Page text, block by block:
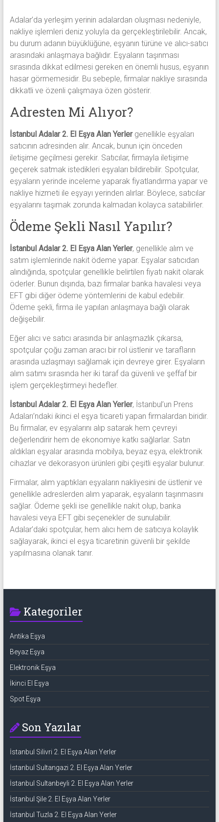
Adalar’da yerleşim yerinin adalardan oluşması nedeniyle,
nakliye işlemleri deniz yoluyla da gerçekleştirilebilir. Ancak,
bu durum adanın büyüklüğüne, eşyanın türüne ve alıcı-satıcı
arasındaki anlaşmaya bağlıdır. Eşyaların taşınması
sırasında dikkat edilmesi gereken en önemli husus, eşyanın
hasar görmemesidir. Bu sebeple, firmalar nakliye sırasında
dikkatli ve özenli çalışmaya özen gösterir.
Adresten Mi Alıyor?
İstanbul Adalar 2. El Eşya Alan Yerlergenellikle eşyaları
satıcının adresinden alır. Ancak, bunun için önceden
iletişime geçilmesi gerekir. Satıcılar, firmayla iletişime
geçerek satmak istedikleri eşyaları bildirebilir. Spotçular,
eşyaların yerinde inceleme yaparak fiyatlandırma yapar ve
nakliye hizmeti ile eşyayı yerinden alırlar. Böylece, satıcılar
eşyalarını taşımak zorunda kalmadan kolayca satabilirler.
Ödeme Şekli Nasıl Yapılır?
İstanbul Adalar 2. El Eşya Alan Yerler, genellikle alım ve
satım işlemlerinde nakit ödeme yapar. Eşyalar satıcıdan
alındığında, spotçular genellikle belirtilen fiyatı nakit olarak
öderler. Bunun dışında, bazı firmalar banka havalesi veya
EFT gibi diğer ödeme yöntemlerini de kabul edebilir.
Ödeme şekli, firma ile yapılan anlaşmaya bağlı olarak
değişebilir.
Eğer alıcı ve satıcı arasında bir anlaşmazlık çıkarsa,
spotçular çoğu zaman aracı bir rol üstlenir ve tarafların
arasında uzlaşmayı sağlamak için devreye girer. Eşyaların
alım satımı sırasında her iki taraf da güvenli ve şeffaf bir
işlem gerçekleştirmeyi hedefler.
İstanbul Adalar 2. El Eşya Alan Yerler, İstanbul’un Prens
Adaları’ndaki ikinci el eşya ticareti yapan firmalardan biridir.
Bu firmalar, ev eşyalarını alıp satarak hem çevreyi
değerlendirir hem de ekonomiye katkı sağlarlar. Satın
aldıkları eşyalar arasında mobilya, beyaz eşya, elektronik
cihazlar ve dekorasyon ürünleri gibi çeşitli eşyalar bulunur.
Firmalar, alım yaptıkları eşyaların nakliyesini de üstlenir ve
genellikle adreslerden alım yaparak, eşyaların taşınmasını
sağlar. Ödeme şekli ise genellikle nakit olup, banka
havalesi veya EFT gibi seçenekler de sunulabilir.
Adalar’daki spotçular, hem alıcı hem de satıcıya kolaylık
sağlayarak, ikinci el eşya ticaretinin güvenli bir şekilde
yapılmasına olanak tanır.
Kategoriler
Antika Eşya
Beyaz Eşya
Elektronik Eşya
İkinci El Eşya
Spot Eşya
Son Yazılar
İstanbul Silivri 2. El Eşya Alan Yerler
İstanbul Sultangazi 2. El Eşya Alan Yerler
İstanbul Sultanbeyli 2. El Eşya Alan Yerler
İstanbul Şile 2. El Eşya Alan Yerler
İstanbul Tuzla 2. El Eşya Alan Yerler